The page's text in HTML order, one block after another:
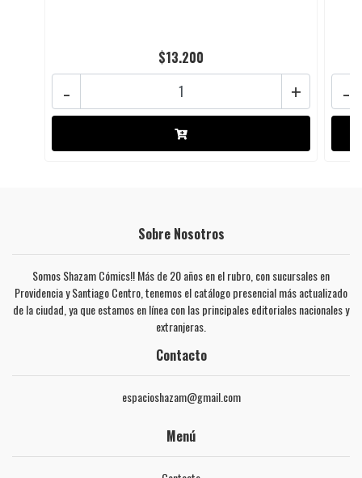
$13.200
+
- -
Sobre Nosotros
Somos Shazam Cómics!! Más de 20 años en el rubro, con sucursales en
Providencia y Santiago Centro, tenemos el catálogo presencial más actualizado
de la ciudad, ya que estamos en línea con las principales editoriales nacionales y
extranjeras.
Contacto
espacioshazam@gmail.com
Menú